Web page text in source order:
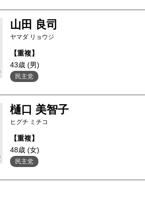
山田 良司
ヤマダ リョウジ
【重複】
43歳 (男)
民主党
樋口 美智子
ヒグチ ミチコ
【重複】
48歳 (女)
民主党